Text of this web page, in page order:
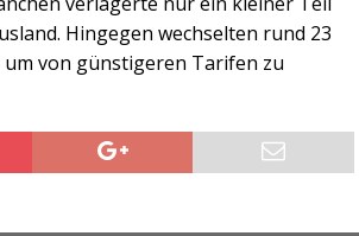
Hingegen wechselten rund 23
von günstigeren Tarifen zu